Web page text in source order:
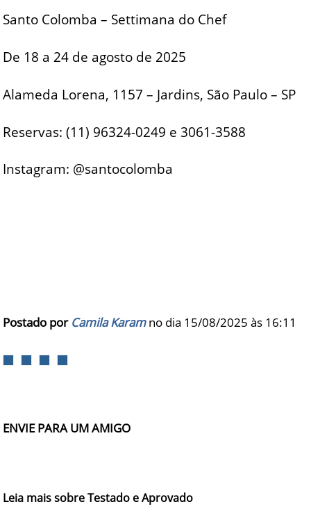
Santo Colomba – Settimana do Chef
De 18 a 24 de agosto de 2025
Alameda Lorena, 1157 – Jardins, São Paulo – SP
Reservas: (11) 96324-0249 e 3061-3588
Instagram: @santocolomba
Postado por Camila Karamno dia 15/08/2025 às 16:11
ENVIE PARA UM AMIGO
Leia mais sobre Testado e Aprovado